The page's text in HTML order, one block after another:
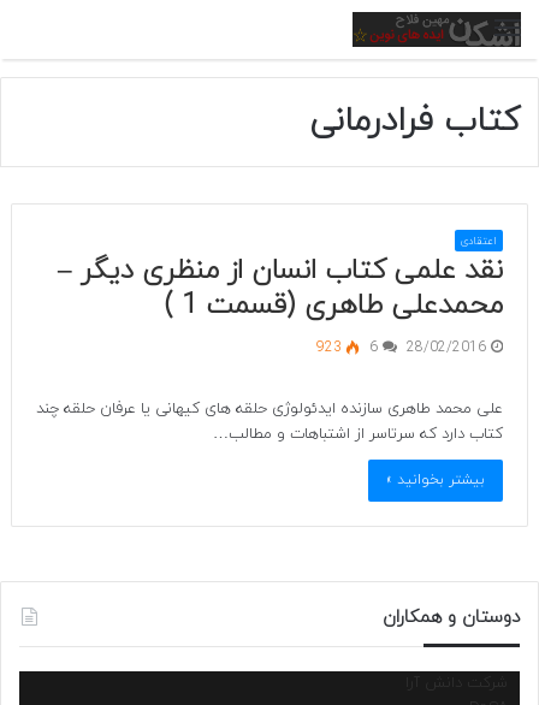
منو
کتاب فرادرمانی
اعتقادی
نقد علمی کتاب انسان از منظری دیگر –
محمدعلی طاهری (قسمت 1 )
28/02/2016
6
923
علی محمد طاهری سازنده ایدئولوژی حلقه های کیهانی یا عرفان حلقه چند
کتاب دارد که سرتاسر از اشتباهات و مطالب…
بیشتر بخوانید »
دوستان و همکاران
شرکت دانش آرا